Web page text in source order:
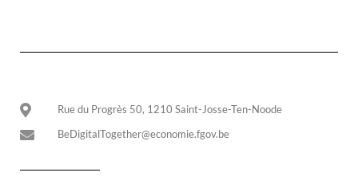
Rue du Progrès 50, 1210 Saint-Josse-Ten-Noode
BeDigitalTogether@economie.fgov.be